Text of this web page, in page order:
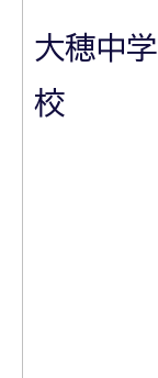
大穂中学
校